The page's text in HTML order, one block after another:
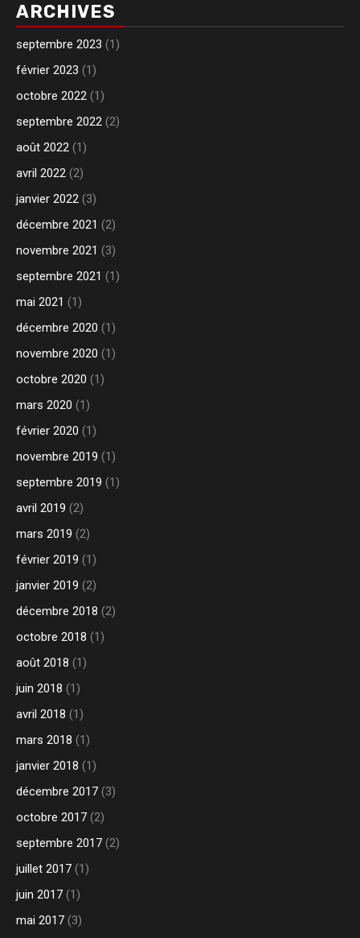
ARCHIVES
septembre 2023 (1)
février 2023 (1)
octobre 2022 (1)
septembre 2022 (2)
août 2022 (1)
avril 2022 (2)
janvier 2022 (3)
décembre 2021 (2)
novembre 2021 (3)
septembre 2021 (1)
mai 2021 (1)
décembre 2020 (1)
novembre 2020 (1)
octobre 2020 (1)
mars 2020 (1)
février 2020 (1)
novembre 2019 (1)
septembre 2019 (1)
avril 2019 (2)
mars 2019 (2)
février 2019 (1)
janvier 2019 (2)
décembre 2018 (2)
octobre 2018 (1)
août 2018 (1)
juin 2018 (1)
avril 2018 (1)
mars 2018 (1)
janvier 2018 (1)
décembre 2017 (3)
octobre 2017 (2)
septembre 2017 (2)
juillet 2017 (1)
juin 2017 (1)
mai 2017 (3)